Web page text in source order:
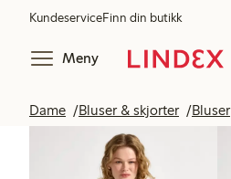
KundeserviceFinn din butikk
Meny
Dame Bluser & skjorter Bluser